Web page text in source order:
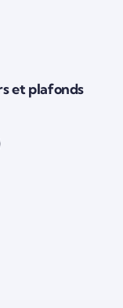
et plafonds